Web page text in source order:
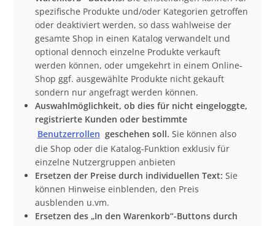
spezifische Produkte und/oder Kategorien getroffen
oder deaktiviert werden, so dass wahlweise der
gesamte Shop in einen Katalog verwandelt und
optional dennoch einzelne Produkte verkauft
werden können, oder umgekehrt in einem Online-
Shop ggf. ausgewählte Produkte nicht gekauft
sondern nur angefragt werden können.
Auswahlmöglichkeit, ob dies für nicht eingeloggte,
registrierte Kunden oder bestimmte
Benutzerrollen geschehen soll. Sie können also
die Shop oder die Katalog-Funktion exklusiv für
einzelne Nutzergruppen anbieten
Ersetzen der Preise durch individuellen Text: Sie
können Hinweise einblenden, den Preis
ausblenden u.vm.
Ersetzen des „In den Warenkorb“-Buttons durch